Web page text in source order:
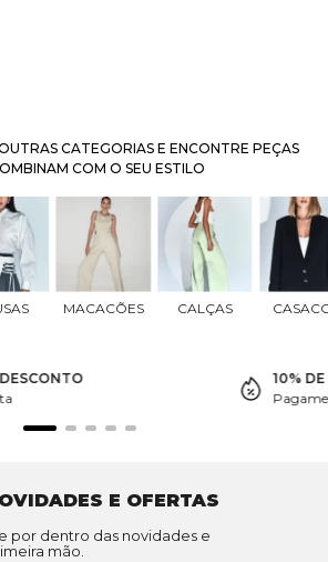
CATEGORIAS E ENCONTRE PEÇAS
COM O SEU ESTILO
MACACÕES CALÇAS
10%
E OFERTAS
por dentro das novidades e
mão.